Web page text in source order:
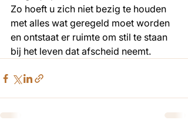
Zo hoeft u zich niet bezig te houden
met alles wat geregeld moet worden
en ontstaat er ruimte om stil te staan
bij het leven dat afscheid neemt.